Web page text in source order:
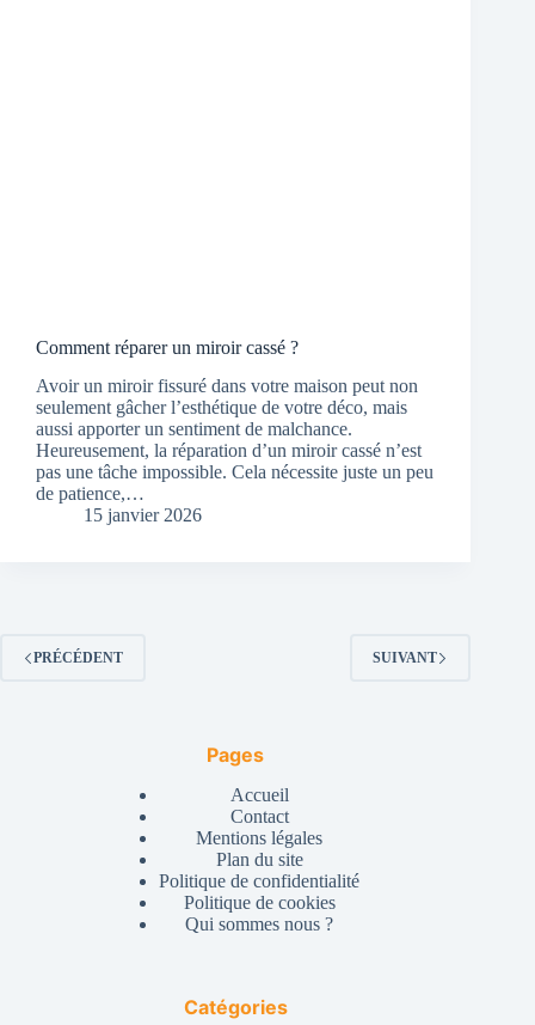
Comment réparer un miroir cassé ?
Avoir un miroir fissuré dans votre maison peut non
seulement gâcher l’esthétique de votre déco, mais
aussi apporter un sentiment de malchance.
Heureusement, la réparation d’un miroir cassé n’est
pas une tâche impossible. Cela nécessite juste un peu
de patience,…
15 janvier 2026
PRÉCÉDENT SUIVANT
Pages
Accueil
Contact
Mentions légales
Plan du site
Politique de confidentialité
Politique de cookies
Qui sommes nous ?
Catégories